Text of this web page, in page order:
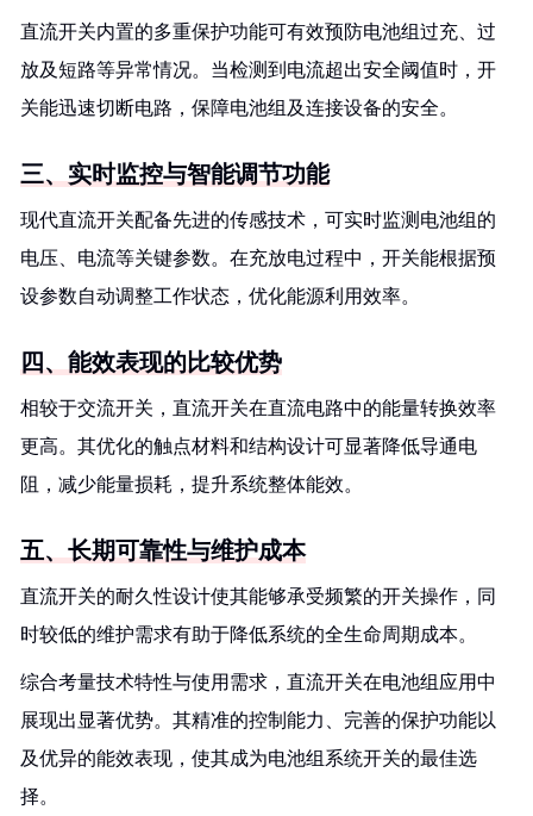
直流开关内置的多重保护功能可有效预防电池组过充、过
放及短路等异常情况。当检测到电流超出安全阈值时，开
关能迅速切断电路，保障电池组及连接设备的安全。
三、实时监控与智能调节功能
现代直流开关配备先进的传感技术，可实时监测电池组的
电压、电流等关键参数。在充放电过程中，开关能根据预
设参数自动调整工作状态，优化能源利用效率。
四、能效表现的比较优势
相较于交流开关，直流开关在直流电路中的能量转换效率
更高。其优化的触点材料和结构设计可显著降低导通电
阻，减少能量损耗，提升系统整体能效。
五、长期可靠性与维护成本
直流开关的耐久性设计使其能够承受频繁的开关操作，同
时较低的维护需求有助于降低系统的全生命周期成本。
综合考量技术特性与使用需求，直流开关在电池组应用中
展现出显著优势。其精准的控制能力、完善的保护功能以
及优异的能效表现，使其成为电池组系统开关的最佳选
择。